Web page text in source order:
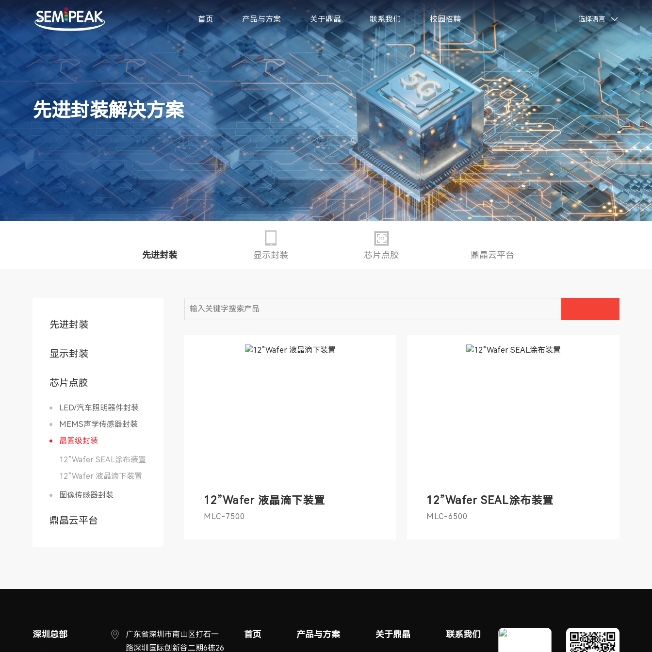
首页 产品与方案
先进封装
显示封装
芯片点胶
鼎晶云平台
光通讯器件封装
TO56/EML异面TO封装
COB/BOX及异型封装
TO46等平面TO封装
COC封装
射频滤波器封装
射频滤波器封装
汽车雷达/LED封装
汽车雷达/LED封装
晶圆植球封装
Wafer
关于鼎晶 联系我们 校园招聘 选择语言
先进封装解决方案
先进封装 显示封装 芯片点胶 鼎晶云平台
先进封装
显示封装
芯片点胶
LED/汽车照明器件封装
MEMS声学传感器封装
晶圆级封装
12”Wafer SEAL涂布装置
12”Wafer 液晶滴下装置
图像传感器封装
鼎晶云平台
12”Wafer 液晶滴下装置
MLC-7500
12”Wafer SEAL涂布装置
MLC-6500
深圳总部
广东省深圳市南山区打石一
路深圳国际创新谷二期6栋26
首页 产品与方案 关于鼎晶 联系我们